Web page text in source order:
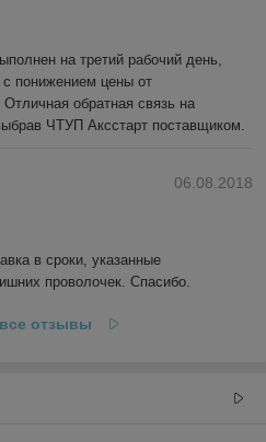
на третий рабочий день,
с понижением цены от
обратная связь на
ЧТУП Аксстарт поставщиком.
06.08.2018
в сроки, указанные
проволочек. Спасибо.
отзывы